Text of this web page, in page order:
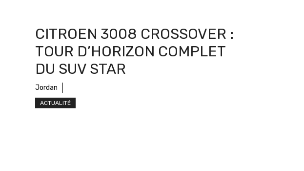
CITROEN 3008 CROSSOVER :
TOUR D’HORIZON COMPLET
DU SUV STAR
Jordan
ACTUALITÉ